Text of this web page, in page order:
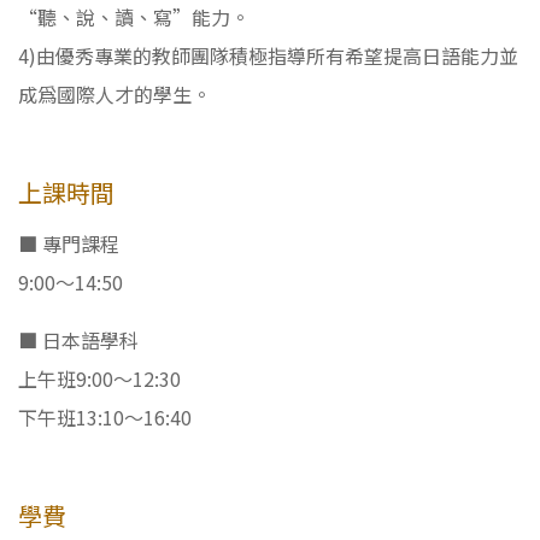
“聽、說、讀、寫”能力。
4)由優秀專業的教師團隊積極指導所有希望提高日語能力並
成爲國際人才的學生。
上課時間
■ 專門課程
9:00～14:50
■ 日本語學科
上午班9:00～12:30
下午班13:10～16:40
學費